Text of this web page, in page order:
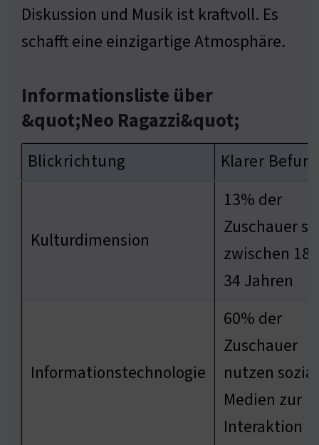
Diskussion und Musik ist kraftvoll. Es
schafft eine einzigartige Atmosphäre.
Informationsliste über
&quot;Neo Ragazzi&quot;
Blickrichtung Klarer
Kulturdimension
13% der
Zuschauer
zwischen 18
34 Jahren
Informationstechnologie
60% der
Zuschauer
nutzen
Medien zur
Interaktion